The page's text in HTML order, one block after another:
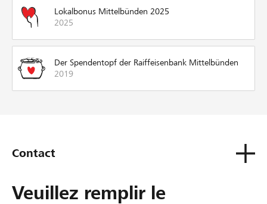
Lokalbonus Mittelbünden 2025
2025
Der Spendentopf der Raiffeisenbank Mittelbünden
2019
Contact
Veuillez remplir le